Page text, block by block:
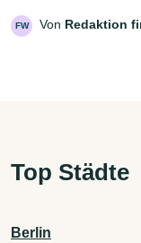
FW Von Redaktion
Top Städte
Berlin